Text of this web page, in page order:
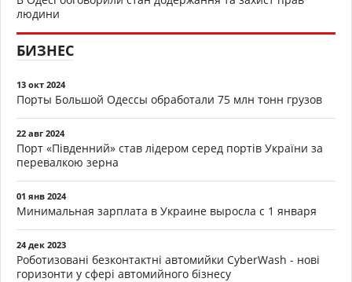
людини
БИЗНЕС
13 окт 2024
Порты Большой Одессы обработали 75 млн тонн грузов
22 авг 2024
Порт «Південний» став лідером серед портів України за
перевалкою зерна
01 янв 2024
Минимальная зарплата в Украине выросла с 1 января
24 дек 2023
Роботизовані безконтактні автомийки CyberWash - нові
горизонти у сфері автомийного бізнесу